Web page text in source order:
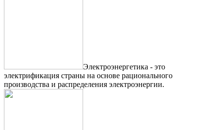
Электроэнергетика - это
электрификация страны на основе рационального
производства и распределения электроэнергии.